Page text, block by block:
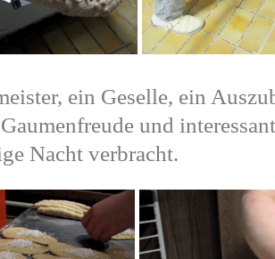
ein Geselle, ein
und
Nacht verbracht.